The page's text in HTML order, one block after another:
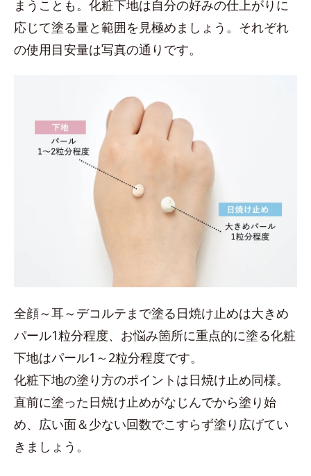
まうことも。化粧下地は自分の好みの仕上がりに
応じて塗る量と範囲を見極めましょう。それぞれ
の使用目安量は写真の通りです。
全顔～耳～デコルテまで塗る日焼け止めは大きめ
パール1粒分程度、お悩み箇所に重点的に塗る化粧
下地はパール1～2粒分程度です。
化粧下地の塗り方のポイントは日焼け止め同様。
直前に塗った日焼け止めがなじんでから塗り始
め、広い面＆少ない回数でこすらず塗り広げてい
きましょう。